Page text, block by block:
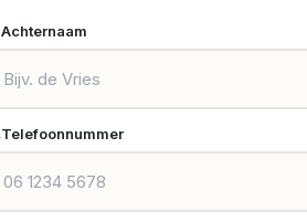
Achternaam
Telefoonnummer